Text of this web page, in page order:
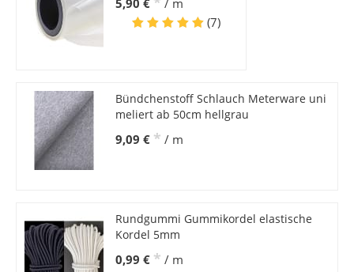
5,90 €
/ m
(7)
Bündchenstoff Schlauch Meterware uni
meliert ab 50cm hellgrau
9,09 € * / m
Rundgummi Gummikordel elastische
Kordel 5mm
0,99 € * / m